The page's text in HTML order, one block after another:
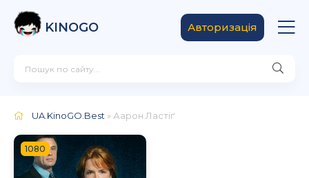
KINOGO Авторизація
UA.KinoGO.Best » Аарон Ластіґ
1080